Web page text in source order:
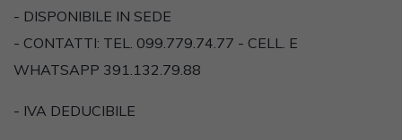
- DISPONIBILE IN SEDE
- CONTATTI: TEL. 099.779.74.77 - CELL. E
WHATSAPP 391.132.79.88
- IVA DEDUCIBILE